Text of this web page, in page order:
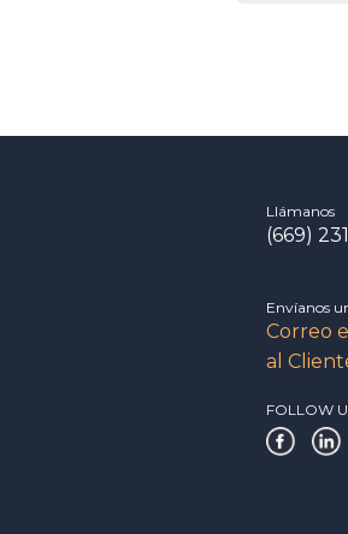
Llámanos
(669)
Envíanos
Correo
al
FOLLOW